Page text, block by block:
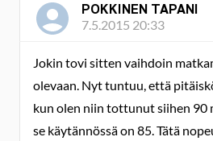
POKKINEN TAPANI
7.5.2015 20:33
Jokin tovi sitten vaihdoin
olevaan. Nyt tuntuu, että
kun olen niin tottunut siihen 90
se käytännössä on 85. Tätä